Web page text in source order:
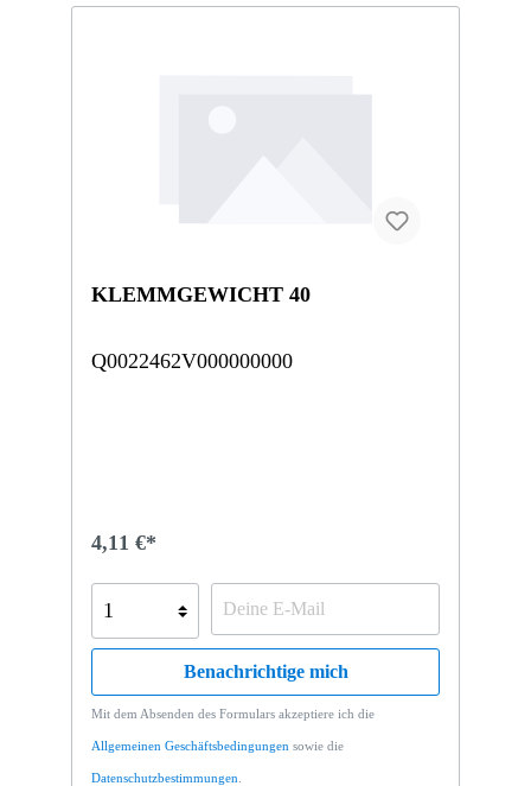
KLEMMGEWICHT 40
Q0022462V000000000
4,11 €*
Benachrichtige mich
Mit dem Absenden des Formulars akzeptiere ich die
Allgemeinen Geschäftsbedingungen sowie die
Datenschutzbestimmungen